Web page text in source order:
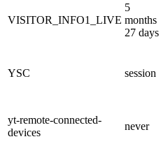
VISITOR_INFO1_LIVE
5
months
27 days
YSC session
yt-remote-connected-
devices
never